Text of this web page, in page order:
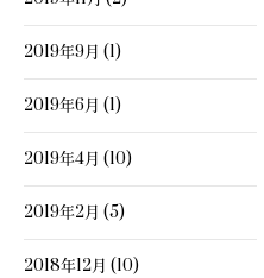
2019年9月 (1)
2019年6月 (1)
2019年4月 (10)
2019年2月 (5)
2018年12月 (10)